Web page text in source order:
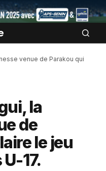
venue de Parakou qui
la
de
le jeu
17.